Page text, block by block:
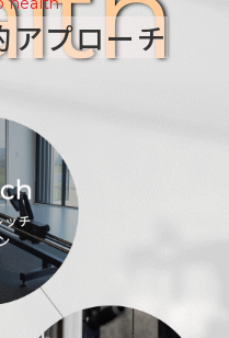
アプローチ